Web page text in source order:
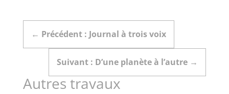
← Précédent : Journal à trois voix
Suivant : D’une planète à l’autre →
Autres travaux